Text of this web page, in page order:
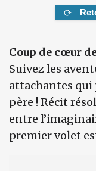
Coup de cœur
Suivez les
attachantes qui
père ! Récit
entre
premier volet